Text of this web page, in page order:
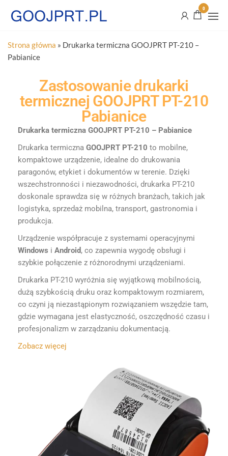
0
Strona główna » Drukarka termiczna GOOJPRT PT-210 –
Pabianice
Zastosowanie drukarki
termicznej GOOJPRT PT-210
Pabianice
Drukarka termiczna GOOJPRT PT-210 – Pabianice
Drukarka termiczna GOOJPRT PT-210 to mobilne,
kompaktowe urządzenie, idealne do drukowania
paragonów, etykiet i dokumentów w terenie. Dzięki
wszechstronności i niezawodności, drukarka PT-210
doskonale sprawdza się w różnych branżach, takich jak
logistyka, sprzedaż mobilna, transport, gastronomia i
produkcja.
Urządzenie współpracuje z systemami operacyjnymi
Windows i Android, co zapewnia wygodę obsługi i
szybkie połączenie z różnorodnymi urządzeniami.
Drukarka PT-210 wyróżnia się wyjątkową mobilnością,
dużą szybkością druku oraz kompaktowym rozmiarem,
co czyni ją niezastąpionym rozwiązaniem wszędzie tam,
gdzie wymagana jest elastyczność, oszczędność czasu i
profesjonalizm w zarządzaniu dokumentacją.
Zobacz więcej